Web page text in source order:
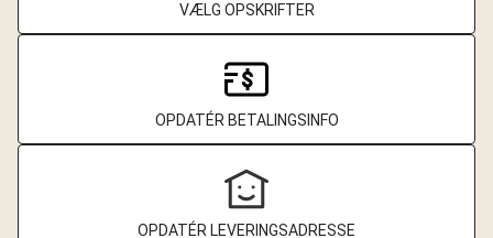
VÆLG OPSKRIFTER
OPDATÉR BETALINGSINFO
OPDATÉR LEVERINGSADRESSE